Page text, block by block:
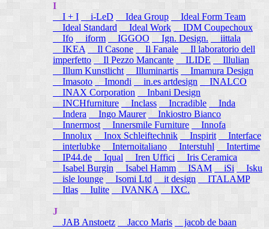
I
I + I
i-LeD Idea Group
Ideal Form Team
Ideal Standard
Ideal Work
IDM Coupechoux
Ifo
iform IGGOO Ign. Design.
iittala
IKEA
Il Casone Il Fanale
Il laboratorio dell
imperfetto
Il Pezzo Mancante ILIDE
Illulian
Illum Kunstlicht
Illuminartis
Imamura Design
Imasoto
Imondi in.es artdesign
INALCO
INAX Corporation
Inbani Design
INCHfurniture
Inclass Incradible
Inda
Indera
Ingo Maurer
Inkiostro Bianco
Innermost
Innersmile Furniture
Innofa
Innolux
Inox Schleiftechnik Inspirit
Interface
interlubke
Internoitaliano Interstuhl
Intertime
IP44.de
Iqual Iren Uffici
Iris Ceramica
Isabel Burgin
Isabel Hamm ISAM iSi Isku
isle lounge
Isomi Ltd it design
ITALAMP
Itlas
Iulite IVANKA IXC.
J
JAB Anstoetz
Jacco Maris
jacob de baan